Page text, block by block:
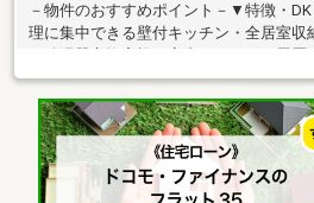
－物件のおすすめポイント－▼特徴・
理に集中できる壁付キッチン・全居室収
キッチン水栓・ウォシュレット交換、玄
【2022年1月】キッチンガス台交換【
換▼周辺環境・Fuji伊勢町店 徒歩2分(約
ぺい率、容積率をオーバーしており、
築物は建築不可。■ ご希望の住まい探し
━━━━━・・・物件の詳細・ご相談は